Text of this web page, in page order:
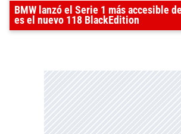
BMW lanzó el Serie 1 más accesible
es el nuevo 118 BlackEdition